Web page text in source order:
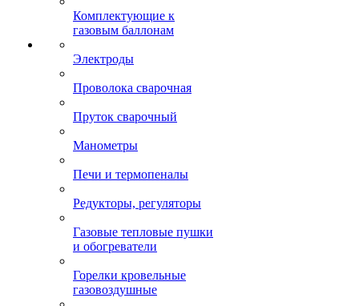
Комплектующие к
газовым баллонам
Электроды
Проволока сварочная
Пруток сварочный
Манометры
Печи и термопеналы
Редукторы, регуляторы
Газовые тепловые пушки
и обогреватели
Горелки кровельные
газовоздушные